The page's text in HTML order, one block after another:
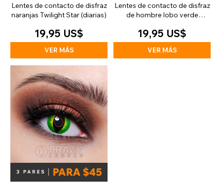
Lentes de contacto de disfraz
naranjas Twilight Star (diarias)
19,95 US$
VER MÁS
Lentes de contacto de disfraz
de hombre lobo verde
19,95 US$
VER MÁS